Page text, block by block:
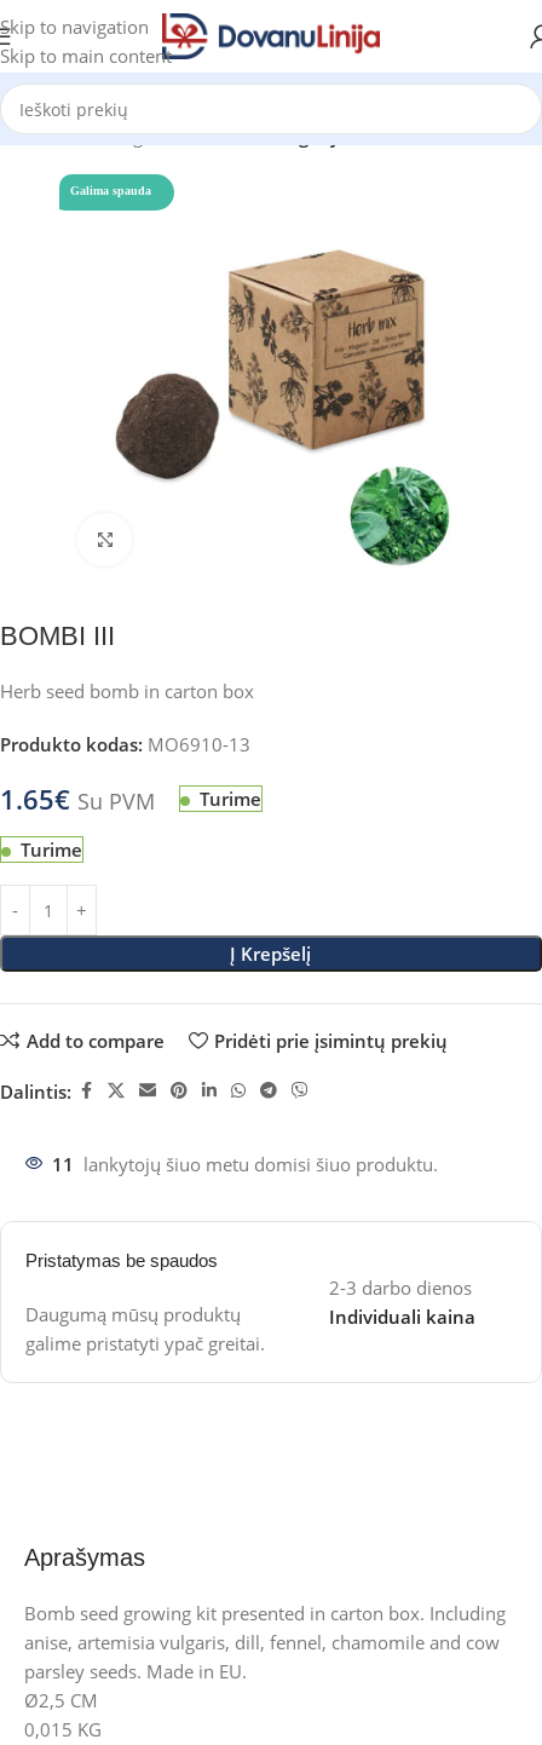
Skip to navigation
Skip to main content
Pradžia Katalogas Prekes be kategorijos
Galima spauda
BOMBI III
Herb seed bomb in carton box
Produkto kodas: MO6910-13
1.65€ Su PVM Turime
Turime
Į Krepšelį
Add to compare Pridėti prie įsimintų prekių
Dalintis:
11 lankytojų šiuo metu domisi šiuo produktu.
Pristatymas be spaudos
Daugumą mūsų produktų
galime pristatyti ypač greitai.
2-3 darbo dienos
Individuali kaina
Aprašymas
Bomb seed growing kit presented in carton box. Including
anise, artemisia vulgaris, dill, fennel, chamomile and cow
parsley seeds. Made in EU.
Ø2,5 CM
0,015 KG